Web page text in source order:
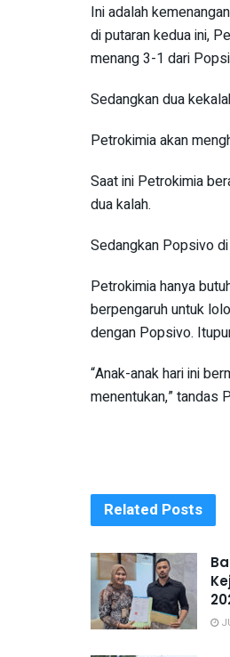
Ini adalah
di putaran kedua ini,
menang 3-1 dari
Sedangkan dua
Petrokimia akan
Saat ini Petrokimia
dua kalah.
Sedangkan Popsivo
Petrokimia hanya
berpengaruh untuk
dengan Popsivo.
“Anak-anak hari ini
menentukan,” tandas
Related Posts